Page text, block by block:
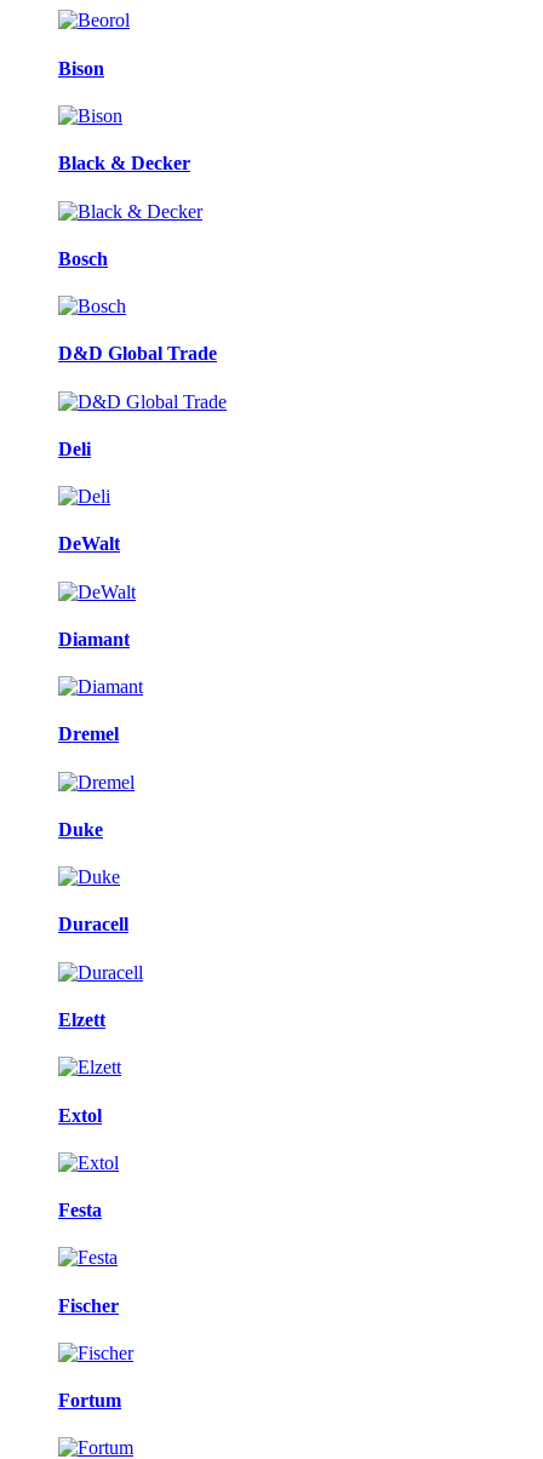
Bison
Black & Decker
Bosch
D&D Global Trade
Deli
DeWalt
Diamant
Dremel
Duke
Duracell
Elzett
Extol
Festa
Fischer
Fortum